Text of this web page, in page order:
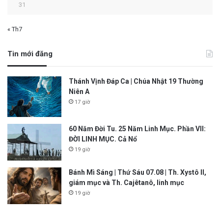
31
« Th7
Tin mới đăng
Thánh Vịnh Đáp Ca | Chúa Nhật 19 Thường
Niên A
17 giờ
60 Năm Đời Tu. 25 Năm Linh Mục. Phần VII:
ĐỜI LINH MỤC. Cả Nổ
19 giờ
Bánh Mì Sáng | Thứ Sáu 07.08 | Th. Xystô II,
giám mục và Th. Cajêtanô, linh mục
19 giờ